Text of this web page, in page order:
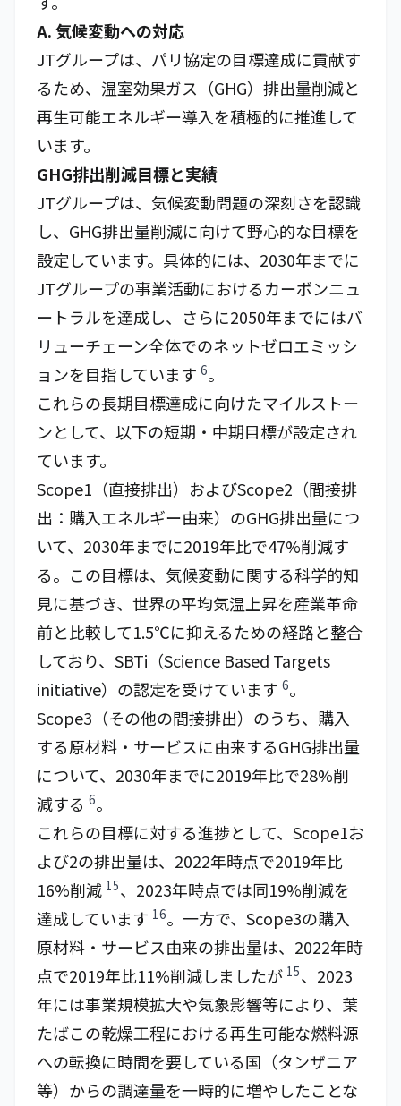
A. 気候変動への対応
JTグループは、パリ協定の目標達成に貢献す
るため、温室効果ガス（GHG）排出量削減と
再生可能エネルギー導入を積極的に推進して
います。
GHG排出削減目標と実績
JTグループは、気候変動問題の深刻さを認識
し、GHG排出量削減に向けて野心的な目標を
設定しています。具体的には、2030年までに
JTグループの事業活動におけるカーボンニュ
ートラルを達成し、さらに2050年までにはバ
リューチェーン全体でのネットゼロエミッシ
ョンを目指しています 6。
これらの長期目標達成に向けたマイルストー
ンとして、以下の短期・中期目標が設定され
ています。
Scope1（直接排出）およびScope2（間接排
出：購入エネルギー由来）のGHG排出量につ
いて、2030年までに2019年比で47%削減す
る。この目標は、気候変動に関する科学的知
見に基づき、世界の平均気温上昇を産業革命
前と比較して1.5℃に抑えるための経路と整合
しており、SBTi（Science Based Targets
initiative）の認定を受けています 6。
Scope3（その他の間接排出）のうち、購入
する原材料・サービスに由来するGHG排出量
について、2030年までに2019年比で28%削
減する 6。
これらの目標に対する進捗として、Scope1お
よび2の排出量は、2022年時点で2019年比
16%削減 15、2023年時点では同19%削減を
達成しています 16。一方で、Scope3の購入
原材料・サービス由来の排出量は、2022年時
点で2019年比11%削減しましたが 15、2023
年には事業規模拡大や気象影響等により、葉
たばこの乾燥工程における再生可能な燃料源
への転換に時間を要している国（タンザニア
等）からの調達量を一時的に増やしたことな